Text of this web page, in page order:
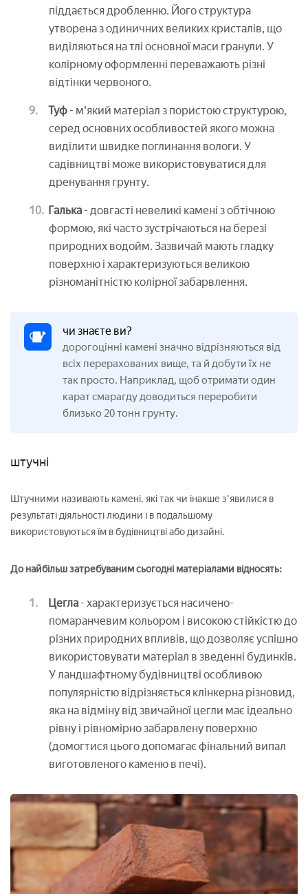
піддається дробленню. Його структура
утворена з одиничних великих кристалів, що
виділяються на тлі основної маси гранули. У
колірному оформленні переважають різні
відтінки червоного.
Туф - м'який матеріал з пористою структурою,
серед основних особливостей якого можна
виділити швидке поглинання вологи. У
садівництві може використовуватися для
дренування грунту.
Галька - довгасті невеликі камені з обтічною
формою, які часто зустрічаються на березі
природних водойм. Зазвичай мають гладку
поверхню і характеризуються великою
різноманітністю колірної забарвлення.
чи знаєте ви?
дорогоцінні камені значно відрізняються від
всіх перерахованих вище, та й добути їх не
так просто. Наприклад, щоб отримати один
карат смарагду доводиться переробити
близько 20 тонн грунту.
штучні
Штучними називають камені, які так чи інакше з'явилися в
результаті діяльності людини і в подальшому
використовуються їм в будівництві або дизайні.
До найбільш затребуваним сьогодні матеріалами відносять:
Цегла - характеризується насичено-
помаранчевим кольором і високою стійкістю до
різних природних впливів, що дозволяє успішно
використовувати матеріал в зведенні будинків.
У ландшафтному будівництві особливою
популярністю відрізняється клінкерна різновид,
яка на відміну від звичайної цегли має ідеально
рівну і рівномірно забарвлену поверхню
(домогтися цього допомагає фінальний випал
виготовленого каменю в печі).